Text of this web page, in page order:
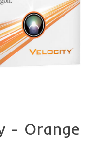
- Orange